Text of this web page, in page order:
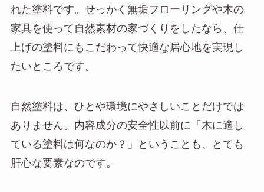
れた塗料です。せっかく無垢フローリングや木の
家具を使って自然素材の家づくりをしたなら、仕
上げの塗料にもこだわって快適な居心地を実現し
たいところです。
自然塗料は、ひとや環境にやさしいことだけでは
ありません。内容成分の安全性以前に「木に適し
ている塗料は何なのか？」ということも、とても
肝心な要素なのです。